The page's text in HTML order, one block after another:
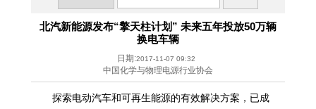
北汽新能源发布“擎天柱计划” 未来五年投放50万辆
换电车辆
日期:2017-11-07 09:32
中国化学与物理电源行业协会
探索电动汽车和可再生能源的有效解决方案，已成